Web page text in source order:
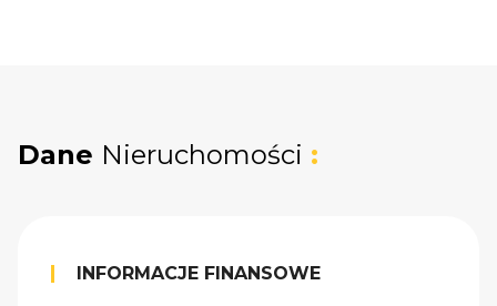
Dane Nieruchomości :
INFORMACJE FINANSOWE